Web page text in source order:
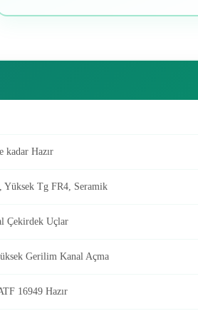
kadar Hazır
Tg FR4, Seramik
Çekirdek Uçlar
Gerilim Kanal Açma
16949 Hazır